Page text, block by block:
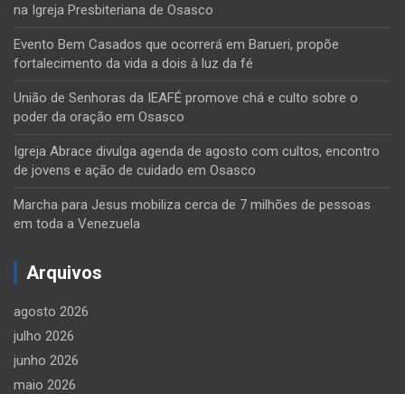
na Igreja Presbiteriana de Osasco
Evento Bem Casados que ocorrerá em Barueri, propõe
fortalecimento da vida a dois à luz da fé
União de Senhoras da IEAFÉ promove chá e culto sobre o
poder da oração em Osasco
Igreja Abrace divulga agenda de agosto com cultos, encontro
de jovens e ação de cuidado em Osasco
Marcha para Jesus mobiliza cerca de 7 milhões de pessoas
em toda a Venezuela
Arquivos
agosto 2026
julho 2026
junho 2026
maio 2026